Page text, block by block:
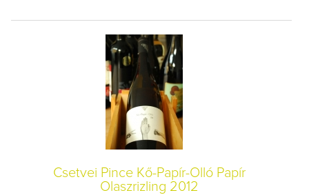
Csetvei Pince Kő-Papír-Olló Papír
Olaszrizling 2012